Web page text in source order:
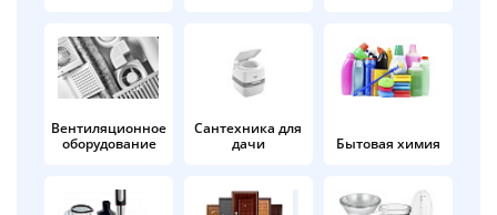
Вентиляционное
оборудование
Сантехника для
дачи
Бытовая химия
по25%каждые 2 недели
Подробнее
об оплате Плайтом